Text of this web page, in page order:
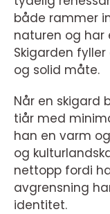
både rammer
naturen og har
Skigarden
og solid måte.
Når en skigard
tiår med
han en varm
og
nettopp fordi
avgrensning
identitet.